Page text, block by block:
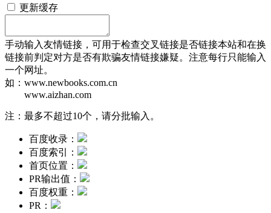
更新缓存
手动输入友情链接，可用于检查交叉链接是否链接本站和在换
链接前判定对方是否有欺骗友情链接嫌疑。注意每行只能输入
一个网址。
如： www.newbooks.com.cn
www.aizhan.com
注：最多不超过10个，请分批输入。
百度收录：
百度索引：
首页位置：
PR输出值：
百度权重：
PR：